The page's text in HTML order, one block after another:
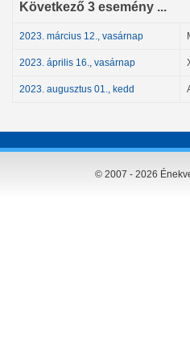
Következő 3 esemény ...
2023. március 12., vasárnap
2023. április 16., vasárnap
2023. augusztus 01., kedd
© 2007 - 2026